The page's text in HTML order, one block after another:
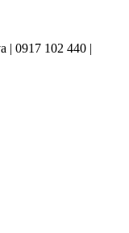
| 0917 102 440 |